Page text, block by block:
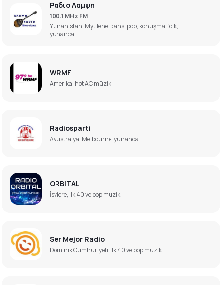
Ραδιο Λαμψη
100.1 MHz FM
Yunanistan, Mytilene, dans, pop, konuşma, folk,
yunanca
WRMF
Amerika, hot AC müzik
Radiosparti
Avustralya, Melbourne, yunanca
ORBITAL
İsviçre, ilk 40 ve pop müzik
Ser Mejor Radio
Dominik Cumhuriyeti, ilk 40 ve pop müzik